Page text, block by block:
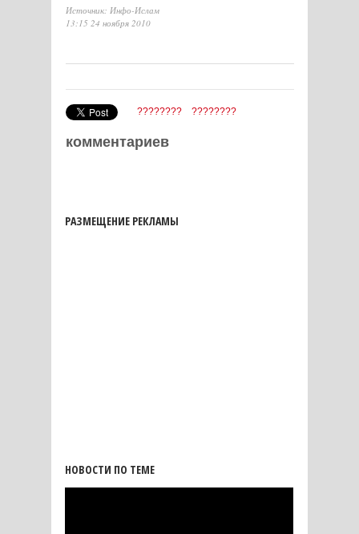
Источник: Инфо-Ислам
13:15 24 ноября 2010
???????? ????????
комментариев
РАЗМЕЩЕНИЕ РЕКЛАМЫ
НОВОСТИ ПО ТЕМЕ